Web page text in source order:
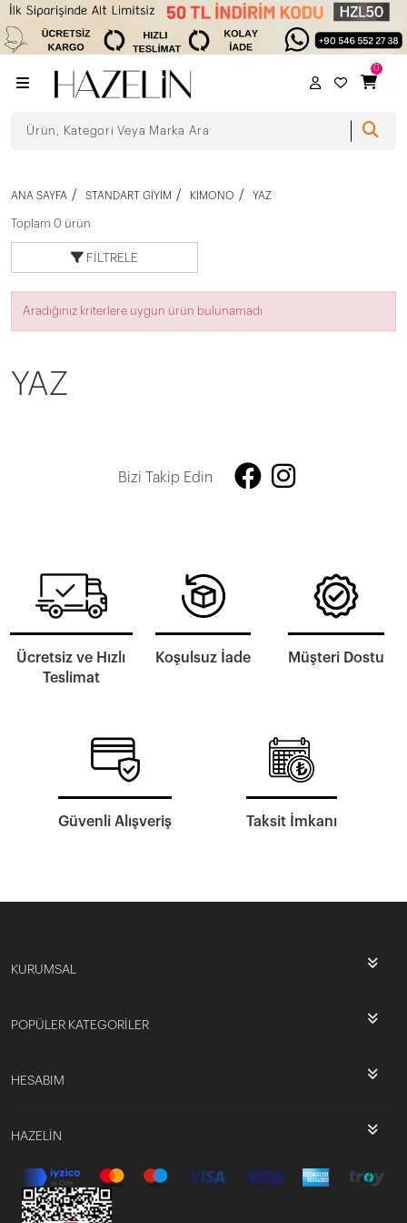
0
ANA SAYFA STANDART GIYIM KİMONO YAZ
Toplam 0 ürün
FILTRELE
Aradığınız kriterlere uygun ürün bulunamadı
YAZ
Bizi Takip Edin
Ücretsiz ve Hızlı
Teslimat
Koşulsuz İade Müşteri Dostu
Güvenli Alışveriş Taksit İmkanı
KURUMSAL
POPÜLER KATEGORİLER
HESABIM
HAZELİN